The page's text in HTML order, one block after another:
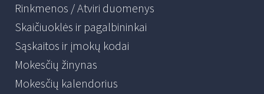
Rinkmenos / Atviri duomenys
Skaičiuoklės ir pagalbininkai
Sąskaitos ir įmokų kodai
Mokesčių žinynas
Mokesčių kalendorius